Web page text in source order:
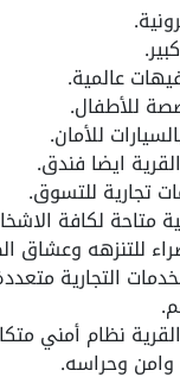
عالمية.
للأطفال.
للأمان.
ايضا فندق.
تجارية للتسوق.
متاحة لكافة
للتنزهه وعشاق
التجارية
نظام أمني
وامن وحراسه.